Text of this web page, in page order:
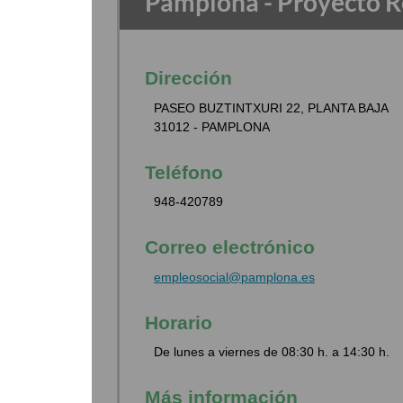
Dirección
PASEO BUZTINTXURI 22, PLANTA BAJA
31012 - PAMPLONA
Teléfono
948-420789
Correo electrónico
empleosocial@pamplona.es
Horario
De lunes a viernes de 08:30 h. a 14:30 h.
Más información